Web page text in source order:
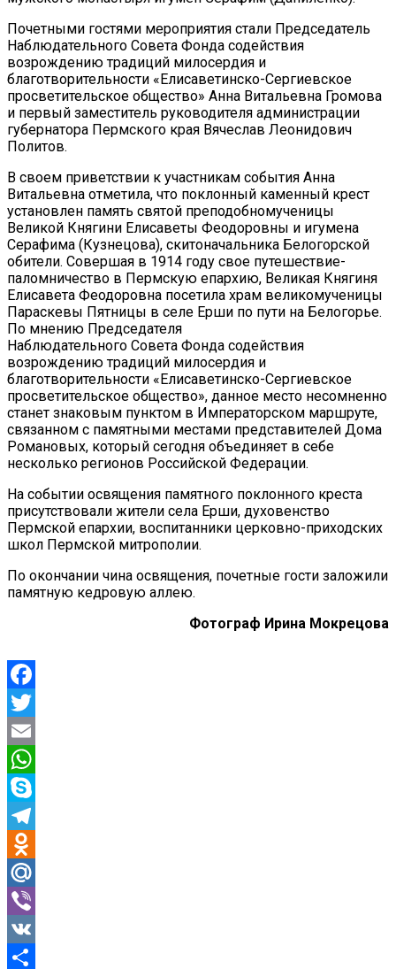
Почетными гостями мероприятия стали Председатель
Наблюдательного Совета Фонда содействия
возрождению традиций милосердия и
благотворительности «Елисаветинско-Сергиевское
просветительское общество» Анна Витальевна Громова
и первый заместитель руководителя администрации
губернатора Пермского края Вячеслав Леонидович
Политов.
В своем приветствии к участникам события Анна
Витальевна отметила, что поклонный каменный крест
установлен память святой преподобномученицы
Великой Княгини Елисаветы Феодоровны и игумена
Серафима (Кузнецова), скитоначальника Белогорской
обители. Совершая в 1914 году свое путешествие-
паломничество в Пермскую епархию, Великая Княгиня
Елисавета Феодоровна посетила храм великомученицы
Параскевы Пятницы в селе Ерши по пути на Белогорье.
По мнению Председателя
Наблюдательного Совета Фонда содействия
возрождению традиций милосердия и
благотворительности «Елисаветинско-Сергиевское
просветительское общество», данное место несомненно
станет знаковым пунктом в Императорском маршруте,
связанном с памятными местами представителей Дома
Романовых, который сегодня объединяет в себе
несколько регионов Российской Федерации.
На событии освящения памятного поклонного креста
присутствовали жители села Ерши, духовенство
Пермской епархии, воспитанники церковно-приходских
школ Пермской митрополии.
По окончании чина освящения, почетные гости заложили
памятную кедровую аллею.
Фотограф Ирина Мокрецова
Facebook
Twitter
Email
WhatsApp
Skype
Telegram
Odnoklassniki
Mail.Ru
Viber
VK